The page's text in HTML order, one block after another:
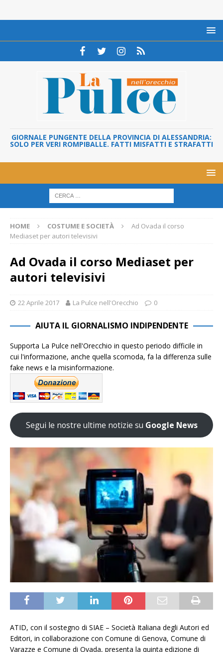
GIORNALE PUNGENTE DELLA PROVINCIA DI ALESSANDRIA:
SOLO PER VERI ROMPIBALLE. FATTI MISFATTI E STRAFATTI
HOME COSTUME E SOCIETÀ
Ad Ovada il corso
Mediaset per autori televisivi
Ad Ovada il corso Mediaset per
autori televisivi
22 Aprile 2017 La Pulce nell'Orecchio 0
AIUTA IL GIORNALISMO INDIPENDENTE
Supporta La Pulce nell'Orecchio in questo periodo difficile in
cui l'informazione, anche quella scomoda, fa la differenza sulle
fake news e la misinformazione.
Segui le nostre ultime notizie su Google News
ATID, con il sostegno di SIAE – Società Italiana degli Autori ed
Editori, in collaborazione con Comune di Genova, Comune di
Varazze e Comune di Ovada, presenta la quinta edizione di